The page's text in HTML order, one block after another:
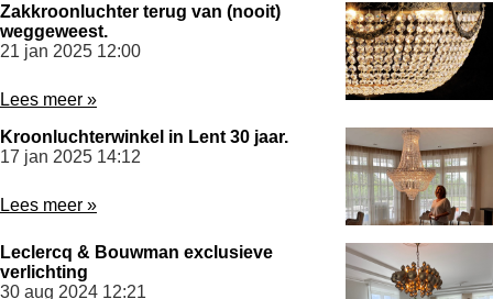
Zakkroonluchter terug van (nooit)
weggeweest.
21 jan 2025 12:00
Lees meer »
Kroonluchterwinkel in Lent 30 jaar.
17 jan 2025 14:12
Lees meer »
Leclercq & Bouwman exclusieve
verlichting
30 aug 2024 12:21